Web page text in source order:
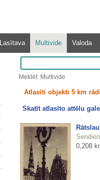
Lasītava Multivide Valoda
Meklēt: Multivide
Atlasīti objekti 5 km
Skatīt atlasīto attēlu
0,208